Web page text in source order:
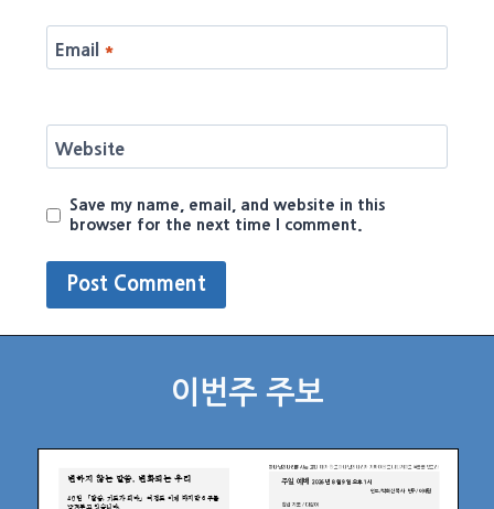
Email *
Website
Save my name, email, and website in this
browser for the next time I comment.
이번주 주보